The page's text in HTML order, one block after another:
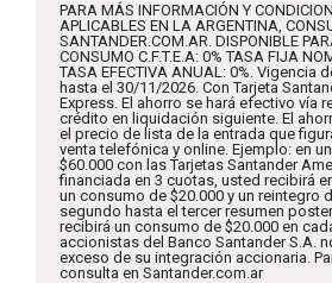
PARA MÁS INFORMACIÓN Y
APLICABLES EN LA ARGENTINA,
SANTANDER.COM.AR. DISPONIBLE
CONSUMO C.F.T.E.A: 0% TASA FIJA
TASA EFECTIVA ANUAL: 0%. Vigencia
hasta el 30/11/2026. Con Tarjeta
Express. El ahorro se hará efectivo vía
crédito en liquidación siguiente. El
el precio de lista de la entrada que
venta telefónica y online. Ejemplo: en
$60.000 con las Tarjetas Santander
financiada en 3 cuotas, usted recibirá
un consumo de $20.000 y un reintegro
segundo hasta el tercer resumen
recibirá un consumo de $20.000 en
accionistas del Banco Santander S.A.
exceso de su integración accionaria.
consulta en Santander.com.ar